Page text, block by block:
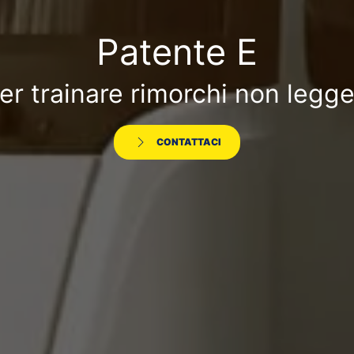
Patente E
trainare rimorchi non
CONTATTACI